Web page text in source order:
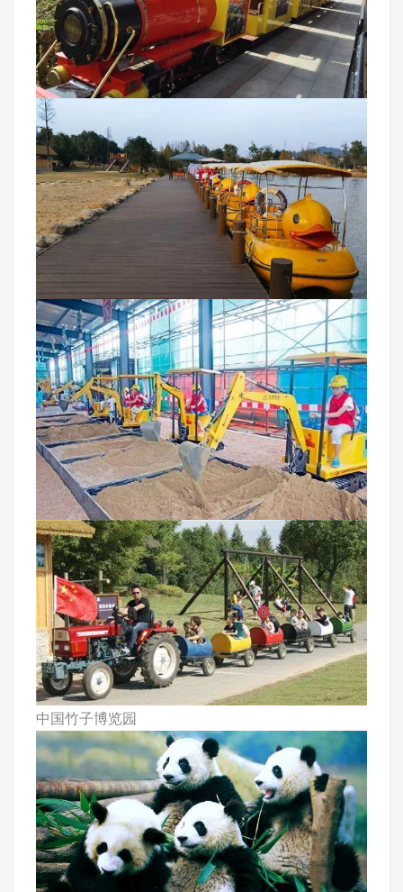
中国竹子博览园